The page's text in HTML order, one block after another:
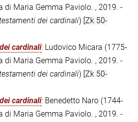
di Maria Gemma Paviolo. , 2019. -
dei cardinali) [Zk 50-
cardinali: Ludovico Micara (1775-
di Maria Gemma Paviolo. , 2019. -
dei cardinali) [Zk 50-
cardinali: Benedetto Naro (1744-
di Maria Gemma Paviolo. , 2019. -